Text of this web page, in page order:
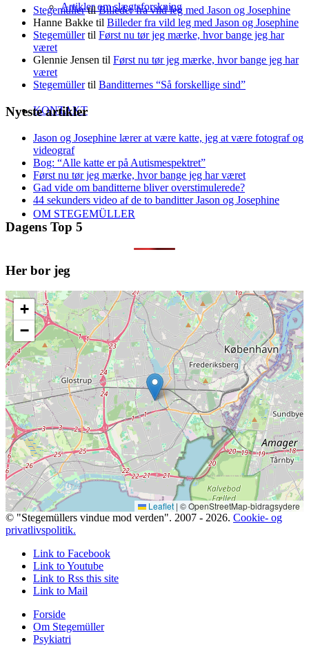
Artikler om slægtsforskning
KONTAKT
OM STEGEMÜLLER
Søg
Menu Menu
StegemüllertilBilleder fra vild leg med Jason og Josephine
Hanne Bakke til Billeder fra vild leg med Jason og Josephine
Stegemüllertil Først nu tør jeg mærke, hvor bange jeg har
været
Glennie Jensen til Først nu tør jeg mærke, hvor bange jeg har
været
Stegemüllertil Banditternes “Så forskellige sind”
Nyeste artikler
Jason og Josephine lærer at være katte, jeg at være fotograf og
videograf
Bog: “Alle katte er på Autismespektret”
Først nu tør jeg mærke, hvor bange jeg har været
Gad vide om banditterne bliver overstimulerede?
44 sekunders video af de to banditter Jason og Josephine
Dagens Top 5
Her bor jeg
+
−
Leaflet | © OpenStreetMap-bidragsydere
© "Stegemüllers vindue mod verden". 2007 - 2026. Cookie- og
privatlivspolitik.
Link to Facebook
Link to Youtube
Link to Rss this site
Link to Mail
Forside
Om Stegemüller
Psykiatri